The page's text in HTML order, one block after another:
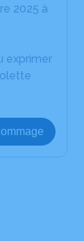
2025 à
exprimer